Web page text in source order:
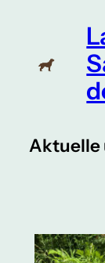
springen
Aktuelle